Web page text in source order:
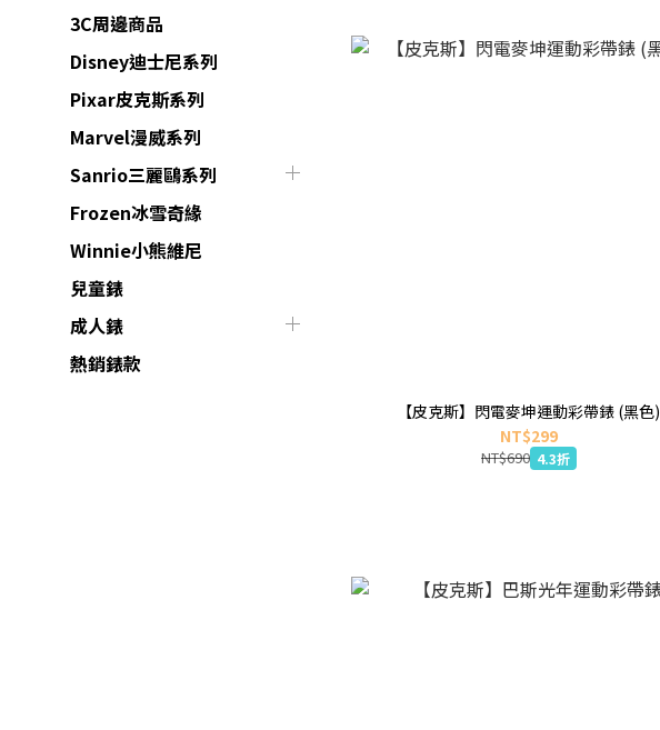
3C周邊商品
Disney迪士尼系列
Pixar皮克斯系列
Marvel漫威系列
Sanrio三麗鷗系列
Frozen冰雪奇緣
Winnie小熊維尼
兒童錶
成人錶
熱銷錶款
【皮克斯】閃電麥坤運動彩帶錶 (黑色)
NT$299
NT$690 4.3折